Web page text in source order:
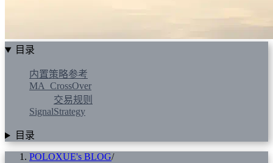
目录
内置策略参考
MA_CrossOver
交易规则
SignalStrategy
目录
POLOXUE's BLOG/